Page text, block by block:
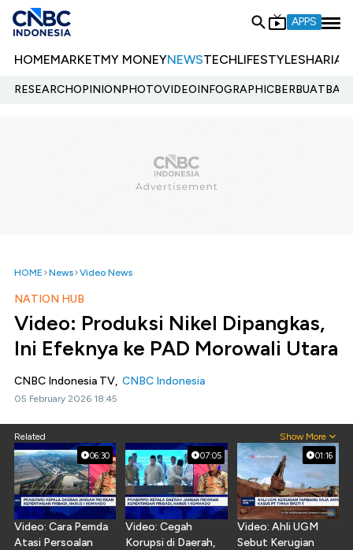
APPS
HOMEMARKETMY MONEYNEWSTECHLIFESTYLESHARIA
RESEARCHOPINIONPHOTOVIDEOINFOGRAPHIC
HOME News Video News
NATION HUB
Video: Produksi Nikel Dipangkas,
Ini Efeknya ke PAD Morowali Utara
CNBC Indonesia TV, CNBC Indonesia
05 February 2026 18:45
Related Show More
06:30
Video: Cara Pemda
Atasi Persoalan
07:05
Video: Cegah
Korupsi di Daerah,
01:16
Video: Ahli UGM
Sebut Kerugian